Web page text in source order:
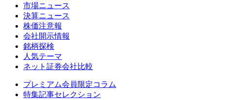
市場ニュース
決算ニュース
株価注意報
会社開示情報
銘柄探検
人気テーマ
ネット証券会社比較
プレミアム会員限定コラム
特集記事セレクション